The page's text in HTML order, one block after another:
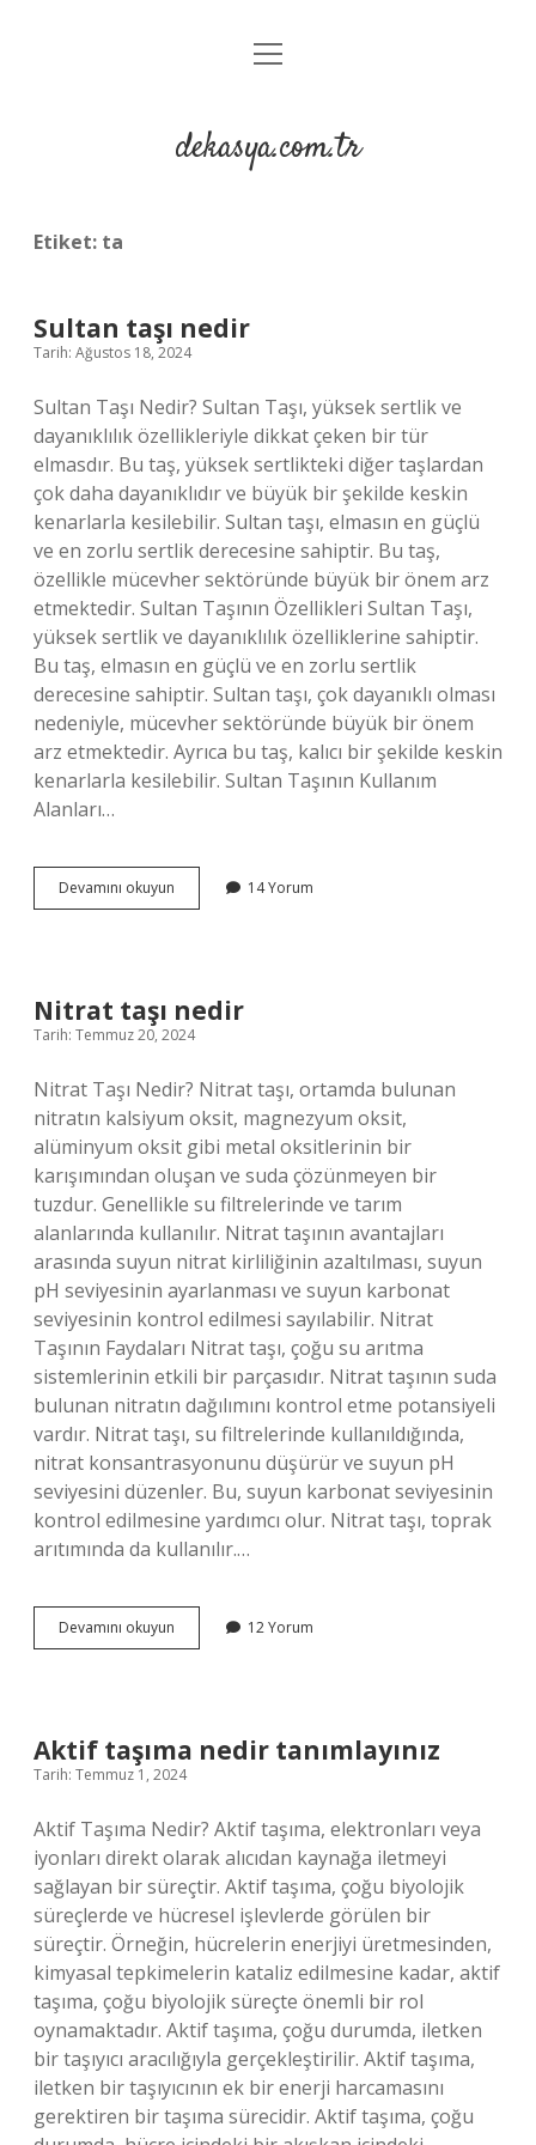
Anasayfa
Yasal Uyarı
menüyü
dekasya.com.tr
Etiket: ta
Sultan taşı nedir
Tarih: Ağustos 18, 2024
Sultan Taşı Nedir? Sultan Taşı, yüksek sertlik ve
dayanıklılık özellikleriyle dikkat çeken bir tür
elmasdır. Bu taş, yüksek sertlikteki diğer taşlardan
çok daha dayanıklıdır ve büyük bir şekilde keskin
kenarlarla kesilebilir. Sultan taşı, elmasın en güçlü
ve en zorlu sertlik derecesine sahiptir. Bu taş,
özellikle mücevher sektöründe büyük bir önem arz
etmektedir. Sultan Taşının Özellikleri Sultan Taşı,
yüksek sertlik ve dayanıklılık özelliklerine sahiptir.
Bu taş, elmasın en güçlü ve en zorlu sertlik
derecesine sahiptir. Sultan taşı, çok dayanıklı olması
nedeniyle, mücevher sektöründe büyük bir önem
arz etmektedir. Ayrıca bu taş, kalıcı bir şekilde keskin
kenarlarla kesilebilir. Sultan Taşının Kullanım
Alanları…
Devamını okuyun
taşı
14 Yorum
Nitrat taşı nedir
Tarih: Temmuz 20, 2024
Nitrat Taşı Nedir? Nitrat taşı, ortamda bulunan
nitratın kalsiyum oksit, magnezyum oksit,
alüminyum oksit gibi metal oksitlerinin bir
karışımından oluşan ve suda çözünmeyen bir
tuzdur. Genellikle su filtrelerinde ve tarım
alanlarında kullanılır. Nitrat taşının avantajları
arasında suyun nitrat kirliliğinin azaltılması, suyun
pH seviyesinin ayarlanması ve suyun karbonat
seviyesinin kontrol edilmesi sayılabilir. Nitrat
Taşının Faydaları Nitrat taşı, çoğu su arıtma
sistemlerinin etkili bir parçasıdır. Nitrat taşının suda
bulunan nitratın dağılımını kontrol etme potansiyeli
vardır. Nitrat taşı, su filtrelerinde kullanıldığında,
nitrat konsantrasyonunu düşürür ve suyun pH
seviyesini düzenler. Bu, suyun karbonat seviyesinin
kontrol edilmesine yardımcı olur. Nitrat taşı, toprak
arıtımında da kullanılır.…
Devamını okuyun
taşı
12 Yorum
Aktif taşıma nedir tanımlayınız
Tarih: Temmuz 1, 2024
Aktif Taşıma Nedir? Aktif taşıma, elektronları veya
iyonları direkt olarak alıcıdan kaynağa iletmeyi
sağlayan bir süreçtir. Aktif taşıma, çoğu biyolojik
süreçlerde ve hücresel işlevlerde görülen bir
süreçtir. Örneğin, hücrelerin enerjiyi üretmesinden,
kimyasal tepkimelerin kataliz edilmesine kadar, aktif
taşıma, çoğu biyolojik süreçte önemli bir rol
oynamaktadır. Aktif taşıma, çoğu durumda, iletken
bir taşıyıcı aracılığıyla gerçekleştirilir. Aktif taşıma,
iletken bir taşıyıcının ek bir enerji harcamasını
gerektiren bir taşıma sürecidir. Aktif taşıma, çoğu